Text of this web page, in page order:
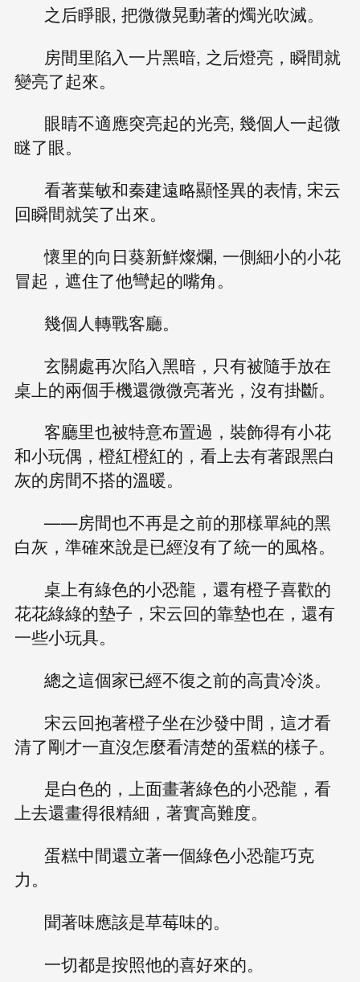
之后睜眼, 把微微晃動著的燭光吹滅。
房間里陷入一片黑暗, 之后燈亮，瞬間就
變亮了起來。
眼睛不適應突亮起的光亮, 幾個人一起微
瞇了眼。
看著葉敏和秦建遠略顯怪異的表情, 宋云
回瞬間就笑了出來。
懷里的向日葵新鮮燦爛, 一側細小的小花
冒起，遮住了他彎起的嘴角。
幾個人轉戰客廳。
玄關處再次陷入黑暗，只有被隨手放在
桌上的兩個手機還微微亮著光，沒有掛斷。
客廳里也被特意布置過，裝飾得有小花
和小玩偶，橙紅橙紅的，看上去有著跟黑白
灰的房間不搭的溫暖。
——房間也不再是之前的那樣單純的黑
白灰，準確來說是已經沒有了統一的風格。
桌上有綠色的小恐龍，還有橙子喜歡的
花花綠綠的墊子，宋云回的靠墊也在，還有
一些小玩具。
總之這個家已經不復之前的高貴冷淡。
宋云回抱著橙子坐在沙發中間，這才看
清了剛才一直沒怎麼看清楚的蛋糕的樣子。
是白色的，上面畫著綠色的小恐龍，看
上去還畫得很精細，著實高難度。
蛋糕中間還立著一個綠色小恐龍巧克
力。
聞著味應該是草莓味的。
一切都是按照他的喜好來的。